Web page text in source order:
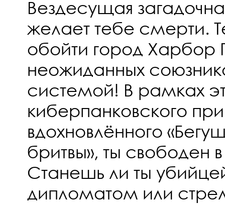
Вездесущая
желает тебе смерти.
обойти город Харбор
неожиданных
системой! В рамках
киберпанковского
вдохновлённого
бритвы», ты свободен
Станешь ли ты
дипломатом или